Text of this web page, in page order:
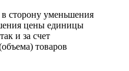
сторону уменьшения
цены единицы
и за счет
товаров